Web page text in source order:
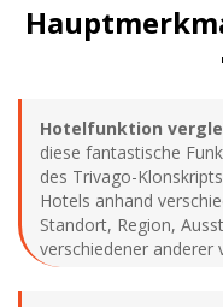
Hotelfunktion
diese fantastische
des Trivago-
Hotels anhand
Standort, Region,
verschiedener anderer